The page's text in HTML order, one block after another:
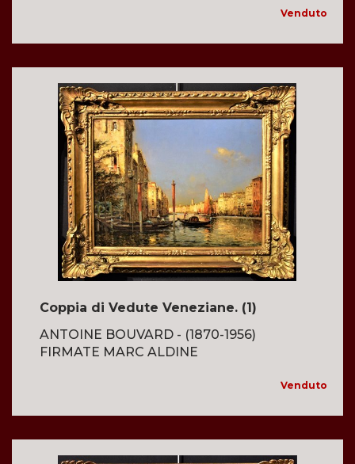
Venduto
Coppia di Vedute Veneziane. (1)
ANTOINE BOUVARD - (1870-1956)
FIRMATE MARC ALDINE
Venduto